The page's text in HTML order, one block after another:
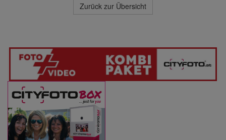
Zurück zur Übersicht